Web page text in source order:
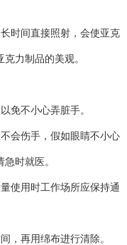
时间直接照射，会使亚克
力制品的美观。
免不小心弄脏手。
会伤手，假如眼睛不小心
时就医。
使用时工作场所应保持通
，再用绵布进行清除。